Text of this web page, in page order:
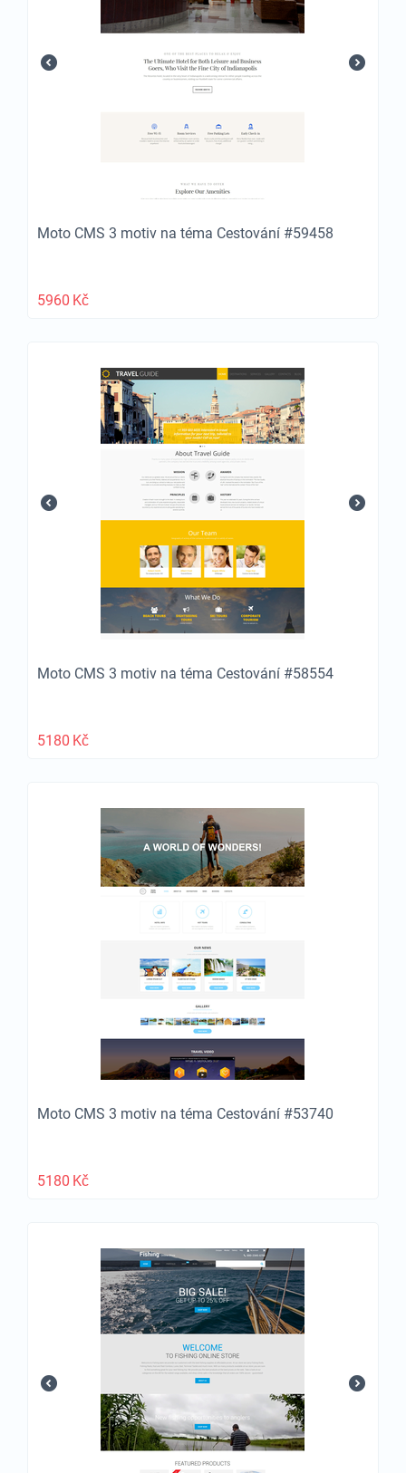
Moto CMS 3 motiv na téma Cestování #59458
5960 Kč
Moto CMS 3 motiv na téma Cestování #58554
5180 Kč
Moto CMS 3 motiv na téma Cestování #53740
5180 Kč